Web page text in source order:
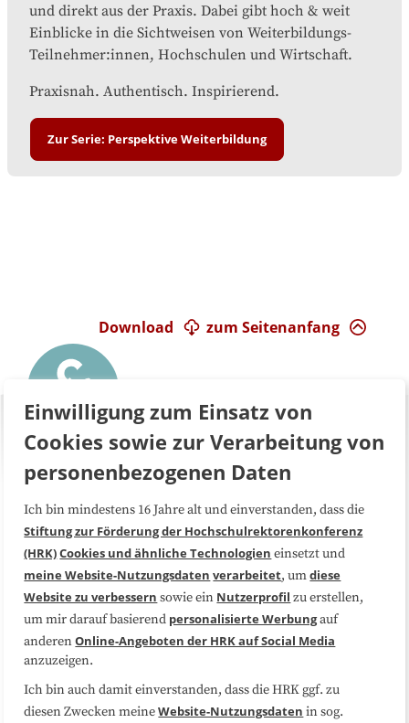
und direkt aus der Praxis. Dabei gibt hoch & weit
Einblicke in die Sichtweisen von Weiterbildungs-
Teilnehmer:innen, Hochschulen und Wirtschaft.
Praxisnah. Authentisch. Inspirierend.
Zur Serie: Perspektive Weiterbildung
zum Seitenanfang
Download
Über uns FAQ
Medienarbeit Kooperationen
Datenschutzerklärung Impressum
Sitemap
Folgen Sie uns
Einwilligung zum Einsatz von
Cookies sowie zur Verarbeitung von
personenbezogenen Daten
Ich bin mindestens 16 Jahre alt und einverstanden, dass die
Stiftung zur Förderung der Hochschulrektorenkonferenz
(HRK)Cookies und ähnliche Technologien einsetzt und
meine Website-Nutzungsdaten verarbeitet, umdiese
Website zu verbessern sowie ein Nutzerprofil zu erstellen,
um mir darauf basierend personalisierte Werbungauf
anderenOnline-Angeboten der HRK auf Social Media
anzuzeigen.
Ich bin auch damit einverstanden, dass die HRK ggf. zu
diesen Zwecken meineWebsite-Nutzungsdaten in sog.